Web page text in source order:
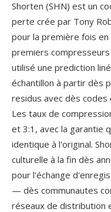
Shorten (SHN) est un
perte crée par Tony
pour la première fois
premiers
utilisé une prediction
échantillon à partir dès
residus avec dès codes
Les taux de
et 3:1, avec la garantie
identique à l'original.
culturelle à la fin dès
pour l'échange
— dès communautes
réseaux de distribution